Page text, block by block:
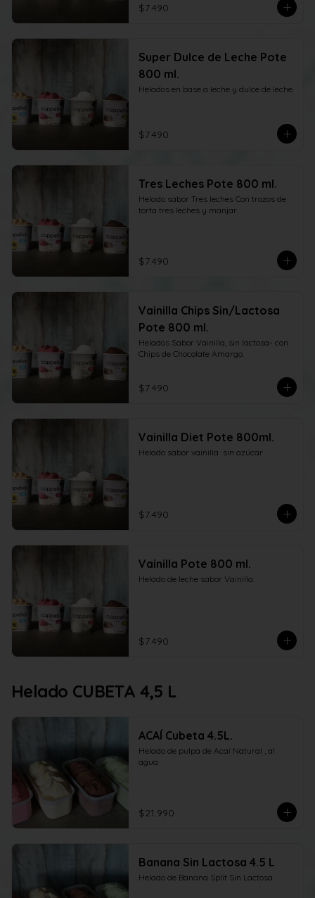
$7.490
Super Dulce de Leche Pote
800 ml.
Helados en base a leche y dulce de leche.
$7.490
Tres Leches Pote 800 ml.
Helado sabor Tres leches Con trozos de
torta tres leches y manjar.
$7.490
Vainilla Chips Sin/Lactosa
Pote 800 ml.
Helados Sabor Vainilla, sin lactosa- con
Chips de Chocolate Amargo.
$7.490
Vainilla Diet Pote 800ml.
Helado sabor vainilla  sin azúcar
$7.490
Vainilla Pote 800 ml.
Helado de leche sabor Vainilla.
$7.490
Helado CUBETA 4,5 L
ACAÍ Cubeta 4.5L.
Helado de pulpa de Acaí Natural , al
agua
$21.990
Banana Sin Lactosa 4.5 L
Helado de Banana Split Sin Lactosa